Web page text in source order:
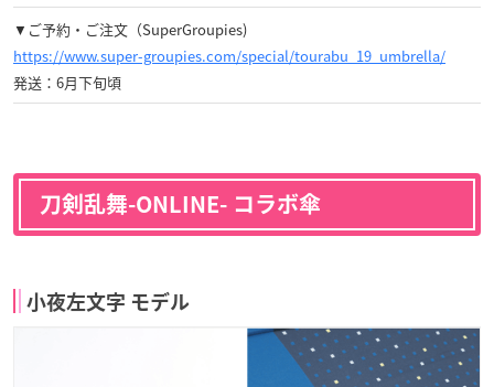
▼ご予約・ご注文（SuperGroupies)
https://www.super-groupies.com/special/tourabu_19_umbrella/
発送：6月下旬頃
刀剣乱舞-ONLINE- コラボ傘
小夜左文字 モデル